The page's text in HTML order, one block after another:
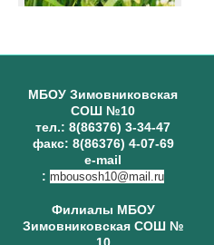
МБОУ Зимовниковская
СОШ №10
тел.: 8(86376) 3-34-47
факс: 8(86376) 4-07-69
e-mail
: mbousosh10@mail.ru
Филиалы МБОУ
Зимовниковская СОШ №